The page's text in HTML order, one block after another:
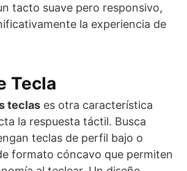
tacto suave pero responsivo,
la experiencia de
Tecla
teclas es otra característica
la respuesta táctil. Busca
teclas de perfil bajo o
formato cóncavo que permiten